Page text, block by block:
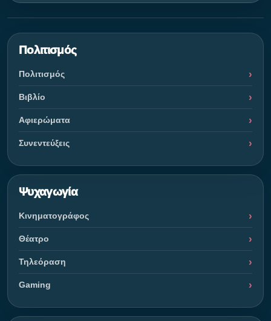
Πολιτισμός
Πολιτισμός
Βιβλίο
Αφιερώματα
Συνεντεύξεις
Ψυχαγωγία
Κινηματογράφος
Θέατρο
Τηλεόραση
Gaming